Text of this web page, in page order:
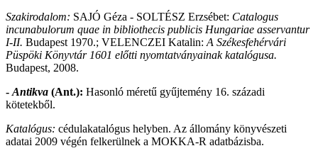
Szakirodalom: SAJÓ Géza - SOLTÉSZ Erzsébet: Catalogus
incunabulorum quae in bibliothecis publicis Hungariae asservantur
I-II. Budapest 1970.; VELENCZEI Katalin: A Székesfehérvári
Püspöki Könyvtár 1601 előtti nyomtatványainak katalógusa.
Budapest, 2008.
- Antikva (Ant.): Hasonló méretű gyűjtemény 16. századi
kötetekből.
Katalógus: cédulakatalógus helyben. Az állomány könyvészeti
adatai 2009 végén felkerülnek a MOKKA-R adatbázisba.